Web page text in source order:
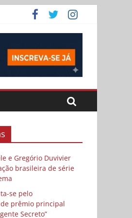
e Gregório Duvivier
brasileira de série
se pelo
prêmio principal
Secreto”